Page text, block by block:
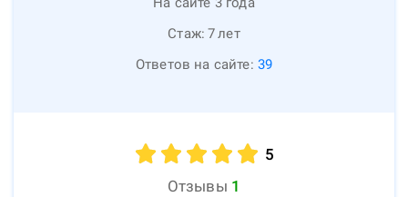
Стаж: 7лет
Ответов на сайте: 39
5
Отзывы 1